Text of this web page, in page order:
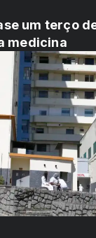
um terço
medicina